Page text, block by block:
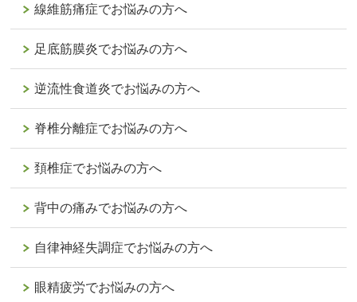
線維筋痛症でお悩みの方へ
足底筋膜炎でお悩みの方へ
逆流性食道炎でお悩みの方へ
脊椎分離症でお悩みの方へ
頚椎症でお悩みの方へ
背中の痛みでお悩みの方へ
自律神経失調症でお悩みの方へ
眼精疲労でお悩みの方へ